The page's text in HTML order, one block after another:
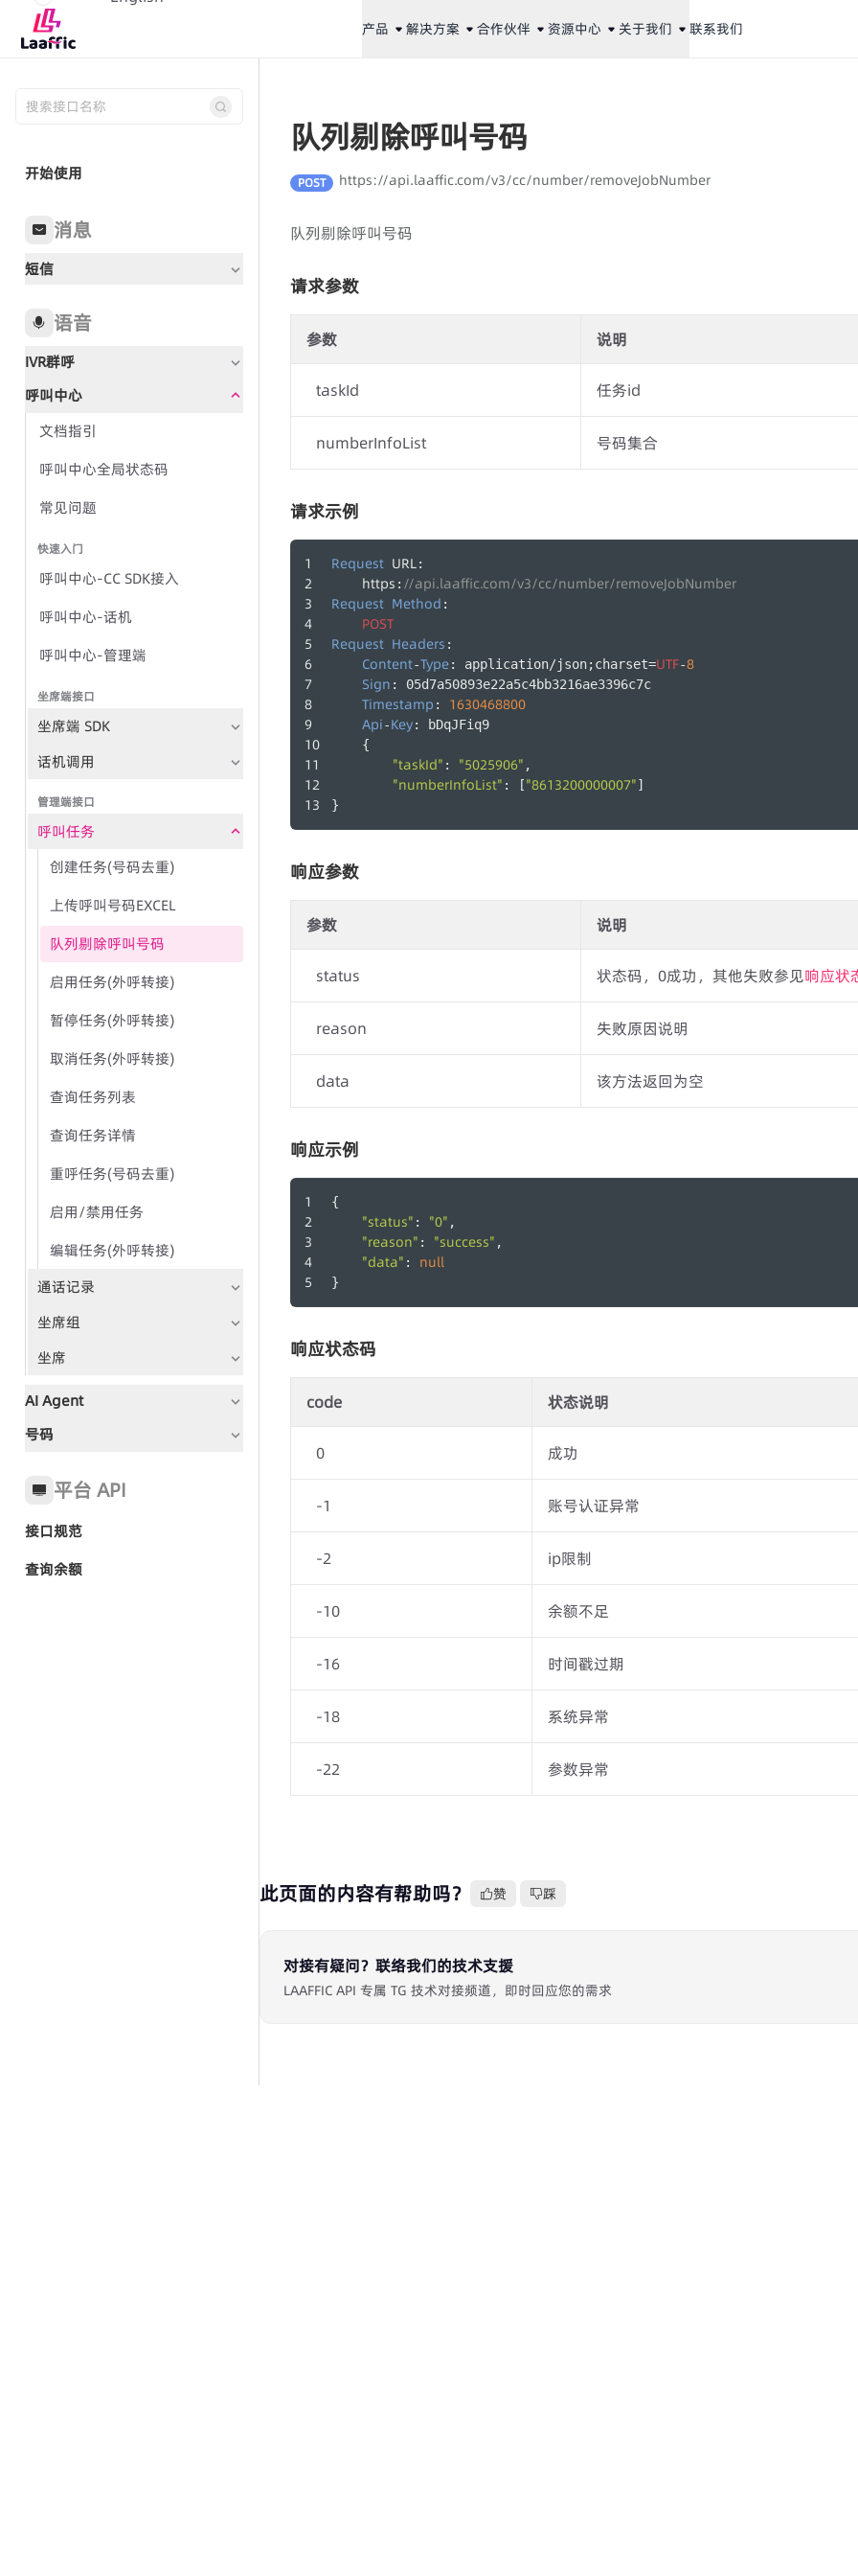
产品 解决方案 合作伙伴 资源中心 关于我们 联系我们
开始使用
消息
短信
语音
IVR群呼
文档指引
语音全局状态码
IVR群呼-任务方式
IVR群呼-TTS方式
群呼任务
TTS
群呼记录
语音文件管理
呼叫中心
文档指引
呼叫中心全局状态码
常见问题
快速入门
呼叫中心-CC SDK接入
呼叫中心-话机
呼叫中心-管理端
坐席端接口
坐席端 SDK
话机调用
管理端接口
呼叫任务
创建任务(号码去重)
上传呼叫号码EXCEL
队列剔除呼叫号码
启用任务(外呼转接)
暂停任务(外呼转接)
取消任务(外呼转接)
查询任务列表
查询任务详情
重呼任务(号码去重)
启用/禁用任务
编辑任务(外呼转接)
通话记录
坐席组
坐席
AI Agent
文档指引
快速入门-AI Agent群呼
号码
平台 API
接口规范
查询余额
队列剔除呼叫号码
POST https://api.laaffic.com/v3/cc/number/removeJobNumber
队列剔除呼叫号码
请求参数
参数 说明
taskId 任务id
numberInfoList 号码集合
请求示例
Request URL:
https : //api.laaffic.com/v3/cc/number/removeJobNumber
Request Method :
POST
Request Headers :
Content-Type: application/json;charset=UTF-8
Sign : 05d7a50893e22a5c4bb3216ae3396c7c
Timestamp : 1630468800
Api-Key: bDqJFiq9
    {
"taskId" : "5025906" ,
"numberInfoList" : ["8613200000007"]
}
响应参数
参数 说明
status 状态码，0成功，其他失败参见响应状
reason 失败原因说明
data 该方法返回为空
响应示例
{
"status" : "0" ,
"reason" : "success" ,
"data" : null
}
响应状态码
code 状态说明
0 成功
-1 账号认证异常
-2 ip限制
-10 余额不足
-16 时间戳过期
-18 系统异常
-22 参数异常
此页面的内容有帮助吗？ 赞 踩
对接有疑问？联络我们的技术支援
LAAFFIC API 专属 TG 技术对接频道，即时回应您的需求